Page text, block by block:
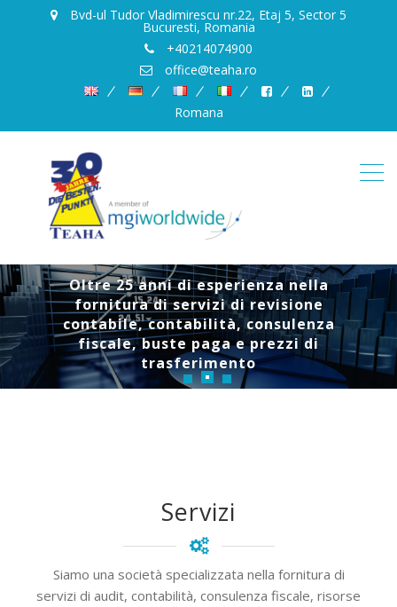
Bvd-ul Tudor Vladimirescu nr.22, Etaj 5, Sector 5
Bucuresti, Romania
+40214074900
office@teaha.ro
Romana
Clienti e partner da Europa, USA e Asia
Oltre 25 anni di esperienza nella
fornitura di servizi di revisione
contabile, contabilità, consulenza
fiscale, buste paga e prezzi di
trasferimento
Offriamo qualità, tempestività e
serietà
Servizi
Siamo una società specializzata nella fornitura di
servizi di audit, contabilità, consulenza fiscale, risorse